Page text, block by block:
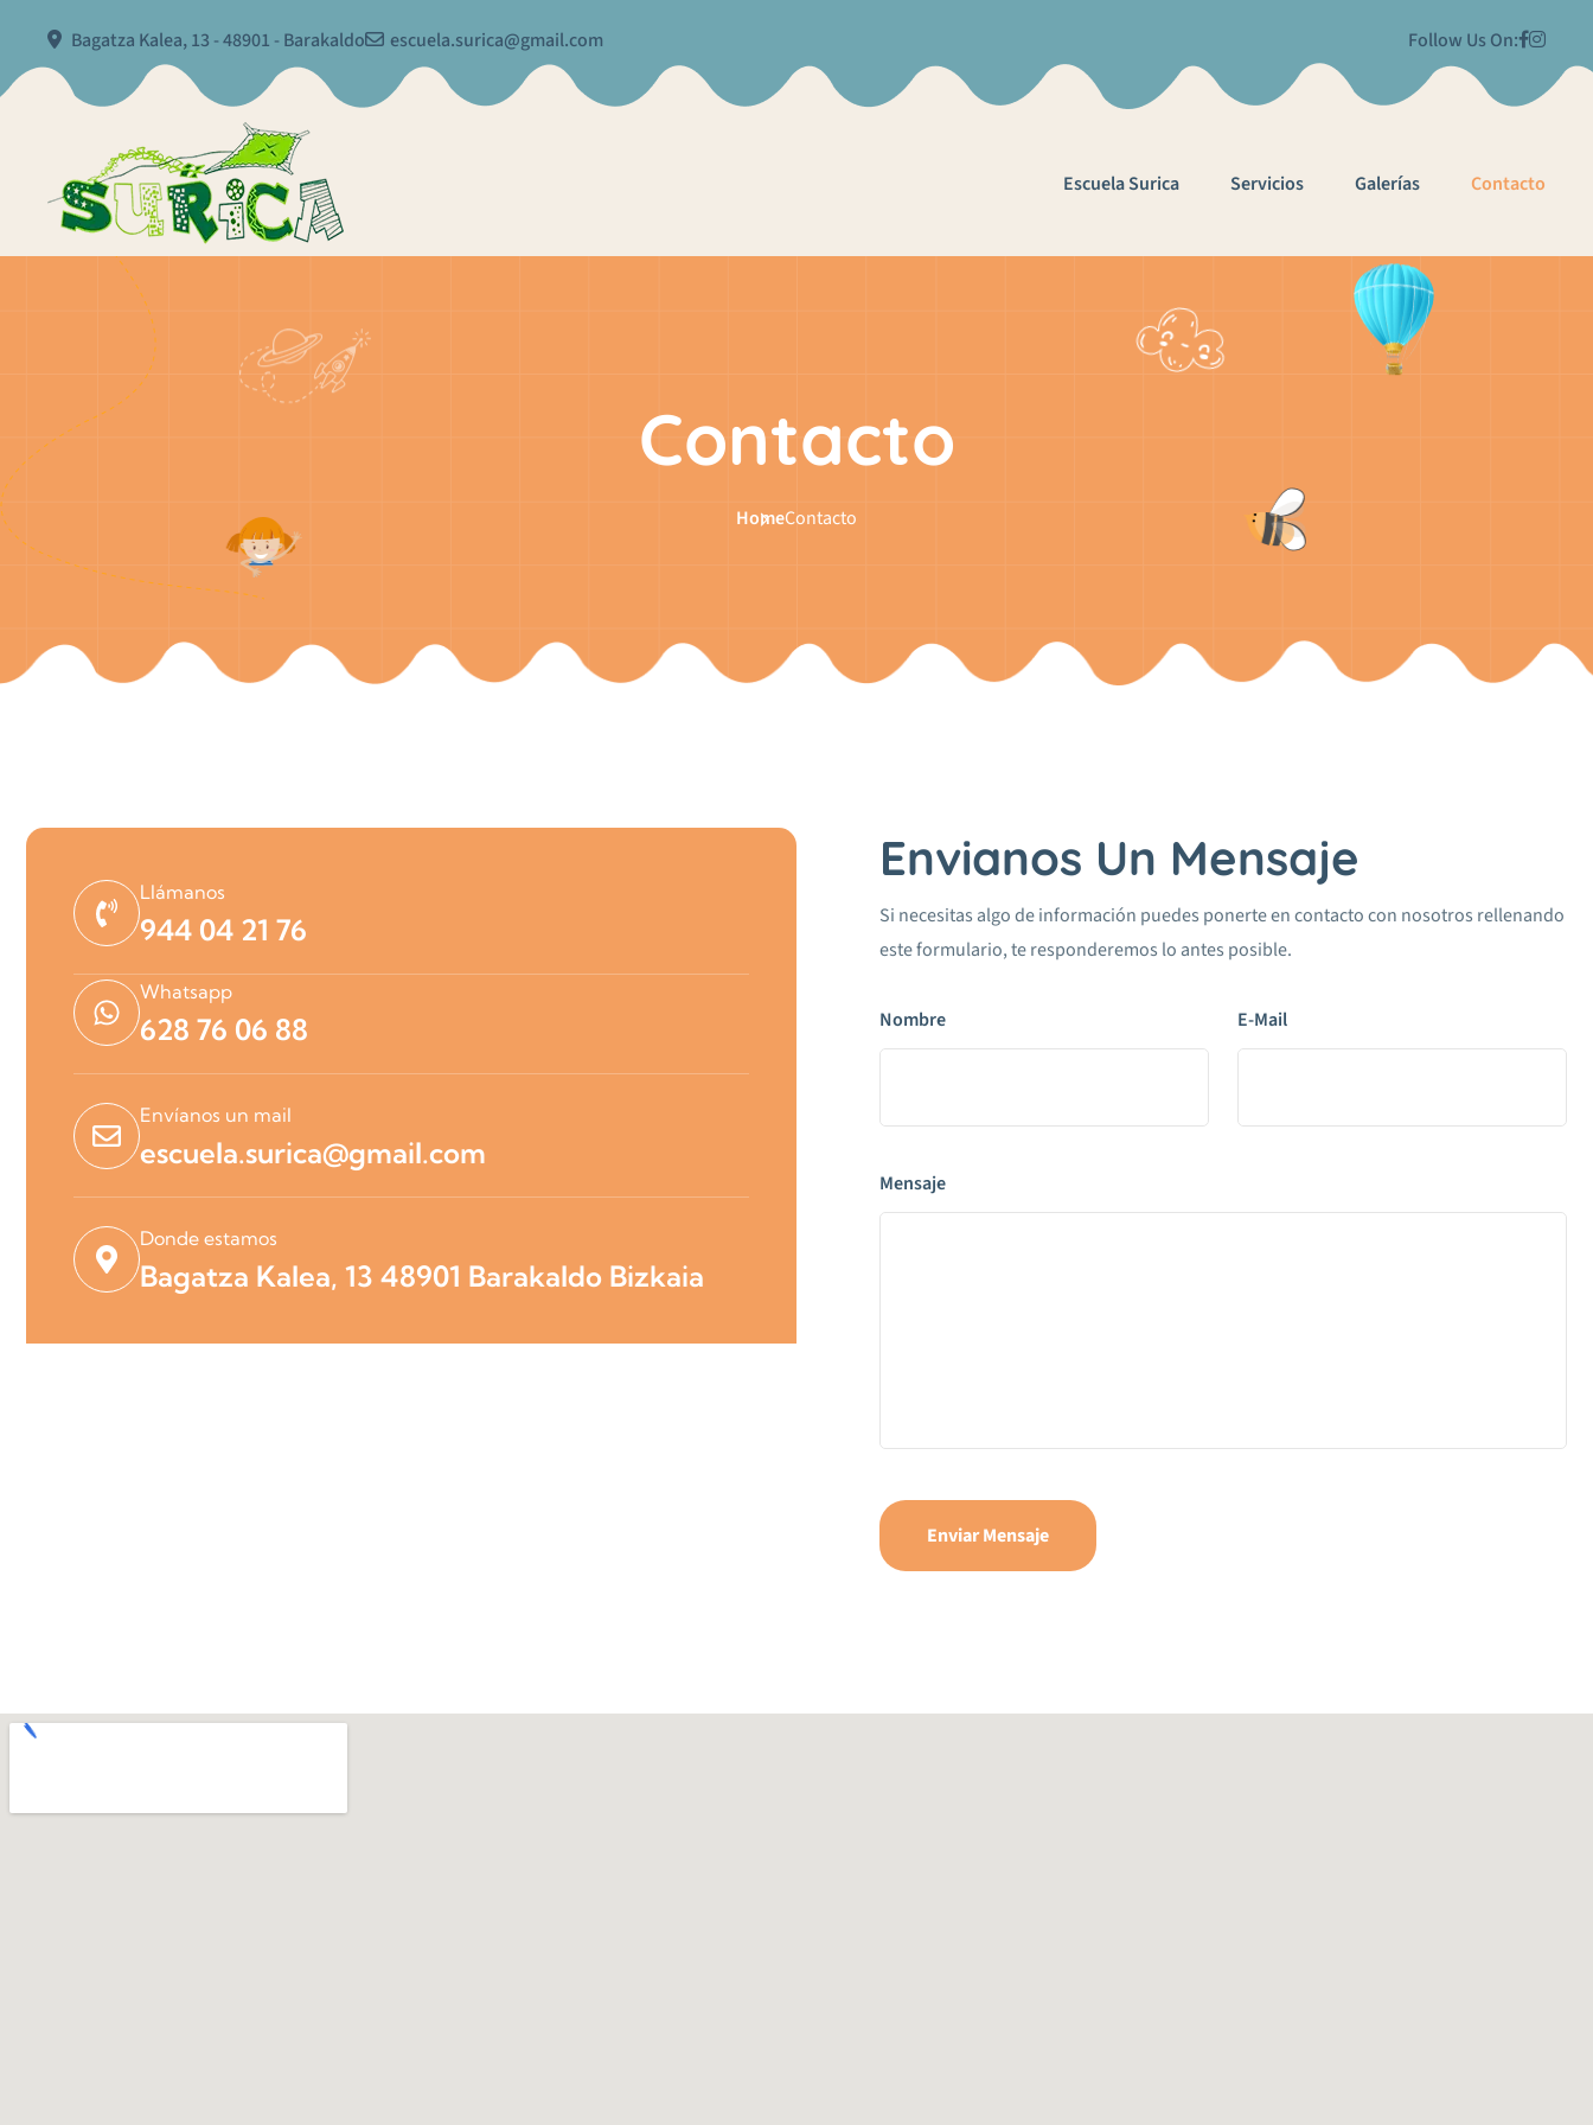
Bagatza Kalea, 13 - 48901 - Barakaldo escuela.surica@gmail.com Follow Us On:
Escuela Surica Servicios Galerías Contacto
Contacto
HomeContacto
Llámanos
944 04 21 76
Whatsapp
628 76 06 88
Envíanos un mail
escuela.surica@gmail.com
Donde estamos
Bagatza Kalea, 13 48901 Barakaldo Bizkaia
Envianos Un Mensaje
Si necesitas algo de información puedes ponerte en contacto con nosotros rellenando
este formulario, te responderemos lo antes posible.
Nombre E-Mail
Mensaje
Enviar Mensaje